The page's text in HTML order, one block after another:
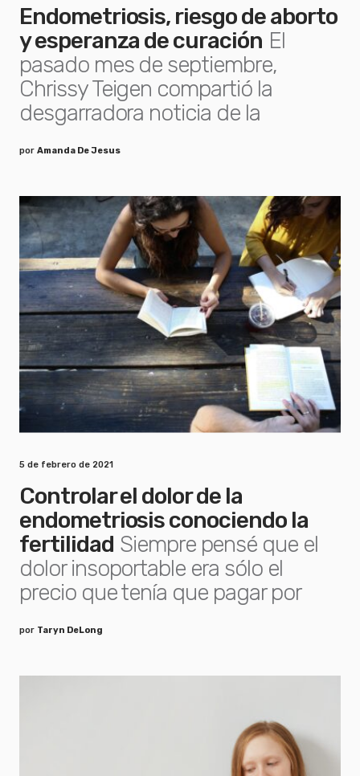
Endometriosis, riesgo de aborto
y esperanza de curación El
pasado mes de septiembre,
Chrissy Teigen compartió la
desgarradora noticia de la
por Amanda De Jesus
5 de febrero de 2021
Controlar el dolor de la
endometriosis conociendo la
fertilidad Siempre pensé que el
dolor insoportable era sólo el
precio que tenía que pagar por
por Taryn DeLong